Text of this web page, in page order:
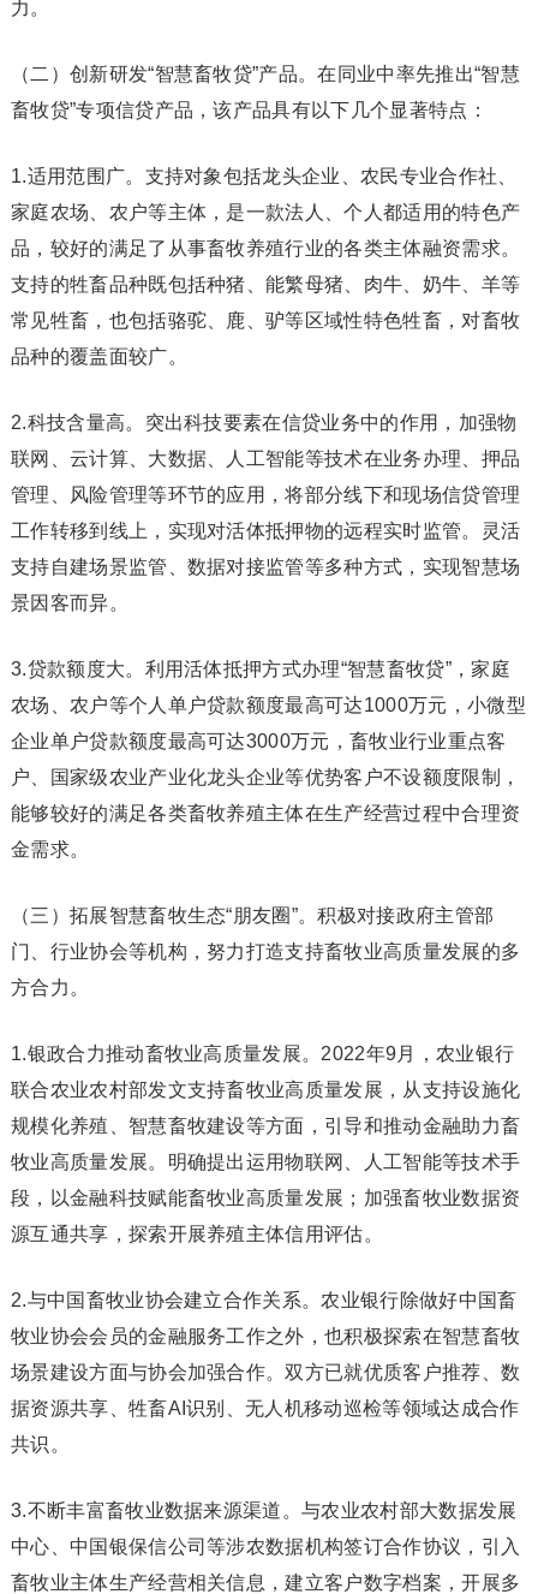
力。
（二）创新研发“智慧畜牧贷”产品。在同业中率先推出“智慧
畜牧贷”专项信贷产品，该产品具有以下几个显著特点：
1.适用范围广。支持对象包括龙头企业、农民专业合作社、
家庭农场、农户等主体，是一款法人、个人都适用的特色产
品，较好的满足了从事畜牧养殖行业的各类主体融资需求。
支持的牲畜品种既包括种猪、能繁母猪、肉牛、奶牛、羊等
常见牲畜，也包括骆驼、鹿、驴等区域性特色牲畜，对畜牧
品种的覆盖面较广。
2.科技含量高。突出科技要素在信贷业务中的作用，加强物
联网、云计算、大数据、人工智能等技术在业务办理、押品
管理、风险管理等环节的应用，将部分线下和现场信贷管理
工作转移到线上，实现对活体抵押物的远程实时监管。灵活
支持自建场景监管、数据对接监管等多种方式，实现智慧场
景因客而异。
3.贷款额度大。利用活体抵押方式办理“智慧畜牧贷”，家庭
农场、农户等个人单户贷款额度最高可达1000万元，小微型
企业单户贷款额度最高可达3000万元，畜牧业行业重点客
户、国家级农业产业化龙头企业等优势客户不设额度限制，
能够较好的满足各类畜牧养殖主体在生产经营过程中合理资
金需求。
（三）拓展智慧畜牧生态“朋友圈”。积极对接政府主管部
门、行业协会等机构，努力打造支持畜牧业高质量发展的多
方合力。
1.银政合力推动畜牧业高质量发展。2022年9月，农业银行
联合农业农村部发文支持畜牧业高质量发展，从支持设施化
规模化养殖、智慧畜牧建设等方面，引导和推动金融助力畜
牧业高质量发展。明确提出运用物联网、人工智能等技术手
段，以金融科技赋能畜牧业高质量发展；加强畜牧业数据资
源互通共享，探索开展养殖主体信用评估。
2.与中国畜牧业协会建立合作关系。农业银行除做好中国畜
牧业协会会员的金融服务工作之外，也积极探索在智慧畜牧
场景建设方面与协会加强合作。双方已就优质客户推荐、数
据资源共享、牲畜AI识别、无人机移动巡检等领域达成合作
共识。
3.不断丰富畜牧业数据来源渠道。与农业农村部大数据发展
中心、中国银保信公司等涉农数据机构签订合作协议，引入
畜牧业主体生产经营相关信息，建立客户数字档案，开展多